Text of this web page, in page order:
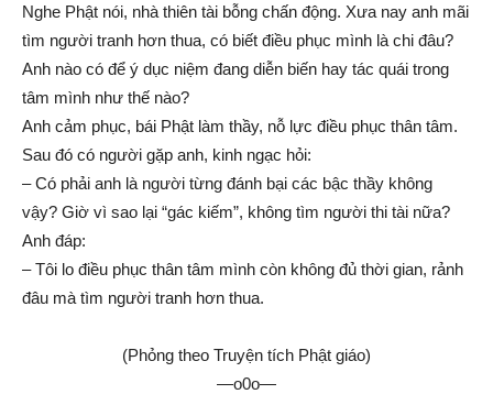
Nghe Phật nói, nhà thiên tài bỗng chấn động. Xưa nay anh mãi
tìm người tranh hơn thua, có biết điều phục mình là chi đâu?
Anh nào có để ý dục niệm đang diễn biến hay tác quái trong
tâm mình như thế nào?
Anh cảm phục, bái Phật làm thầy, nỗ lực điều phục thân tâm.
Sau đó có người gặp anh, kinh ngạc hỏi:
– Có phải anh là người từng đánh bại các bậc thầy không
vậy? Giờ vì sao lại “gác kiếm”, không tìm người thi tài nữa?
Anh đáp:
– Tôi lo điều phục thân tâm mình còn không đủ thời gian, rảnh
đâu mà tìm người tranh hơn thua.
(Phỏng theo Truyện tích Phật giáo)
—o0o—